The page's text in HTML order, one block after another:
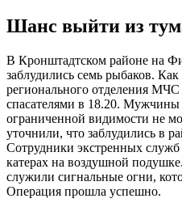
Шанс выйти из
В Кронштадтском районе на
заблудились семь рыбаков.
регионального отделения МЧС
спасателями в 18.20. Мужчины
ограниченной видимости не
уточнили, что заблудились в
Сотрудники экстренных
катерах на воздушной
служили сигнальные огни,
Операция прошла успешно.